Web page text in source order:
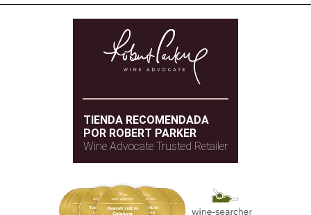
TIENDA RECOMENDADA
POR ROBERT PARKER
Wine Advocate Trusted Retailer